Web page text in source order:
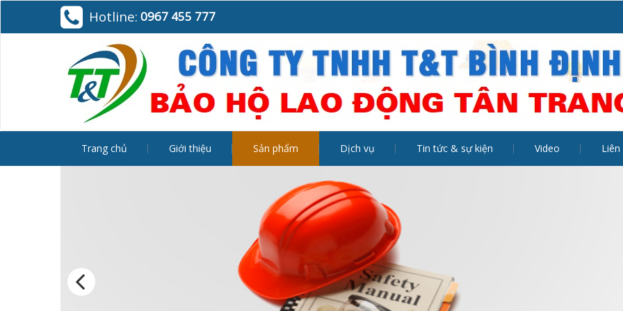
Hotline: 0967 455 777
Trang chủ Giới thiệu Sản phẩm Dịch vụ Tin tức & sự kiện Video Liên